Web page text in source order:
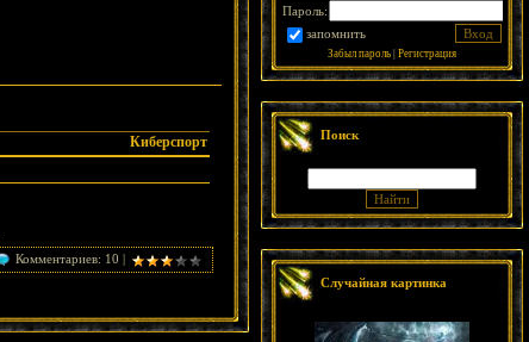
Киберспорт
Комментариев: 10 |
Пароль:
запомнить
Забыл пароль Регистрация
Поиск
Случайная картинка